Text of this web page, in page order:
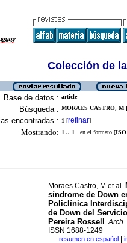
Colección de
Base de datos : article
Búsqueda : MORAES CASTRO, M
encontradas : 1 [refinar]
Mostrando: 1 .. 1 en el formato [ISO
Moraes Castro, M et al.
síndrome de Down
Policlínica
de Down del
Pereira Rossell
.Arch.
ISSN 1688-1249
· resumen en español